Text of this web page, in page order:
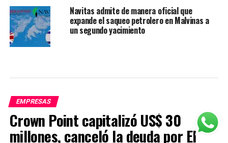
Navitas admite de manera oficial que
expande el saqueo petrolero en Malvinas a
un segundo yacimiento
EMPRESAS
Crown Point capitalizó US$ 30
millones, canceló la deuda por El